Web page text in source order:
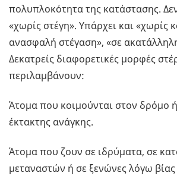
πολυπλοκότητα της κατάστασης.
«χωρίς στέγη». Υπάρχει και «χωρίς
ανασφαλή στέγαση», «σε
Δεκατρείς διαφορετικές μορφές
περιλαμβάνουν:
Άτομα που κοιμούνται στον δρόμο
έκτακτης ανάγκης.
Άτομα που ζουν σε ιδρύματα, σε
μεταναστών ή σε ξενώνες λόγω